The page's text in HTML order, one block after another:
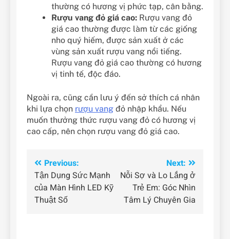
thường có hương vị phức tạp, cân bằng.
Rượu vang đỏ giá cao: Rượu vang đỏ
giá cao thường được làm từ các giống
nho quý hiếm, được sản xuất ở các
vùng sản xuất rượu vang nổi tiếng.
Rượu vang đỏ giá cao thường có hương
vị tinh tế, độc đáo.
Ngoài ra, cũng cần lưu ý đến sở thích cá nhân
khi lựa chọn rượu vang đỏ nhập khẩu. Nếu
muốn thưởng thức rượu vang đỏ có hương vị
cao cấp, nên chọn rượu vang đỏ giá cao.
Điều
hướng
bài
Previous:
Tận Dụng Sức Mạnh
của Màn Hình LED Kỹ
Thuật Số
Next:
Nỗi Sợ và Lo Lắng ở
Trẻ Em: Góc Nhìn
Tâm Lý Chuyên Gia